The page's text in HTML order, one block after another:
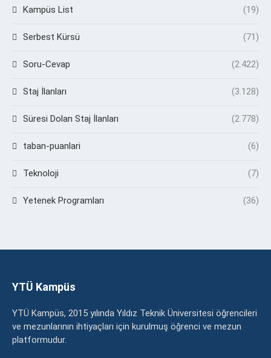
Kampüs List (19)
Serbest Kürsü (71)
Soru-Cevap (2.422)
Staj İlanları (3.128)
Süresi Dolan Staj İlanları (2.778)
taban-puanlari (6)
Teknoloji (7)
Yetenek Programları (36)
YTÜ Kampüs
YTÜ Kampüs, 2015 yılında Yıldız Teknik Üniversitesi öğrencileri
ve mezunlarının ihtiyaçları için kurulmuş öğrenci ve mezun
platformudur.